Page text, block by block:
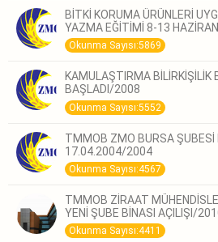
BİTKİ KORUMA ÜRÜNLERİ
YAZMA EĞİTİMİ 8-13
Okunma Sayısı:5869
KAMULAŞTIRMA BİLİRKİŞİLİK
BAŞLADI/2008
Okunma Sayısı:5552
TMMOB ZMO BURSA ŞUBESİ
17.04.2004/2004
Okunma Sayısı:4567
TMMOB ZİRAAT
YENİ ŞUBE BİNASI AÇILIŞI/
Okunma Sayısı:4411